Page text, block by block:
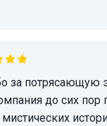
до сих пор